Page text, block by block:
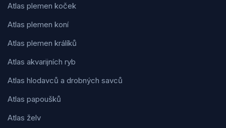
Atlas plemen koček
Atlas plemen koní
Atlas plemen králíků
Atlas akvarijních ryb
Atlas hlodavců a drobných savců
Atlas papoušků
Atlas želv